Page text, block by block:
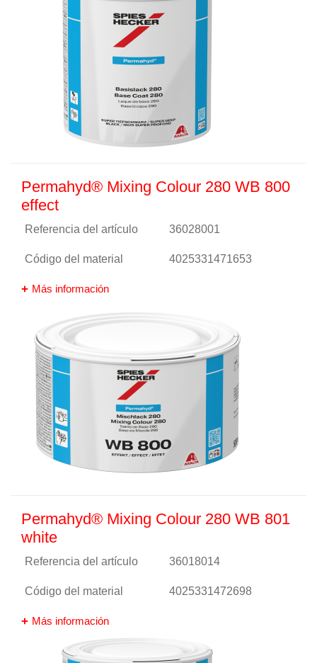
Permahyd® Mixing Colour 280 WB 800
effect
Referencia del artículo 36028001
Código del material 4025331471653
Más información
Permahyd® Mixing Colour 280 WB 801
white
Referencia del artículo 36018014
Código del material 4025331472698
Más información